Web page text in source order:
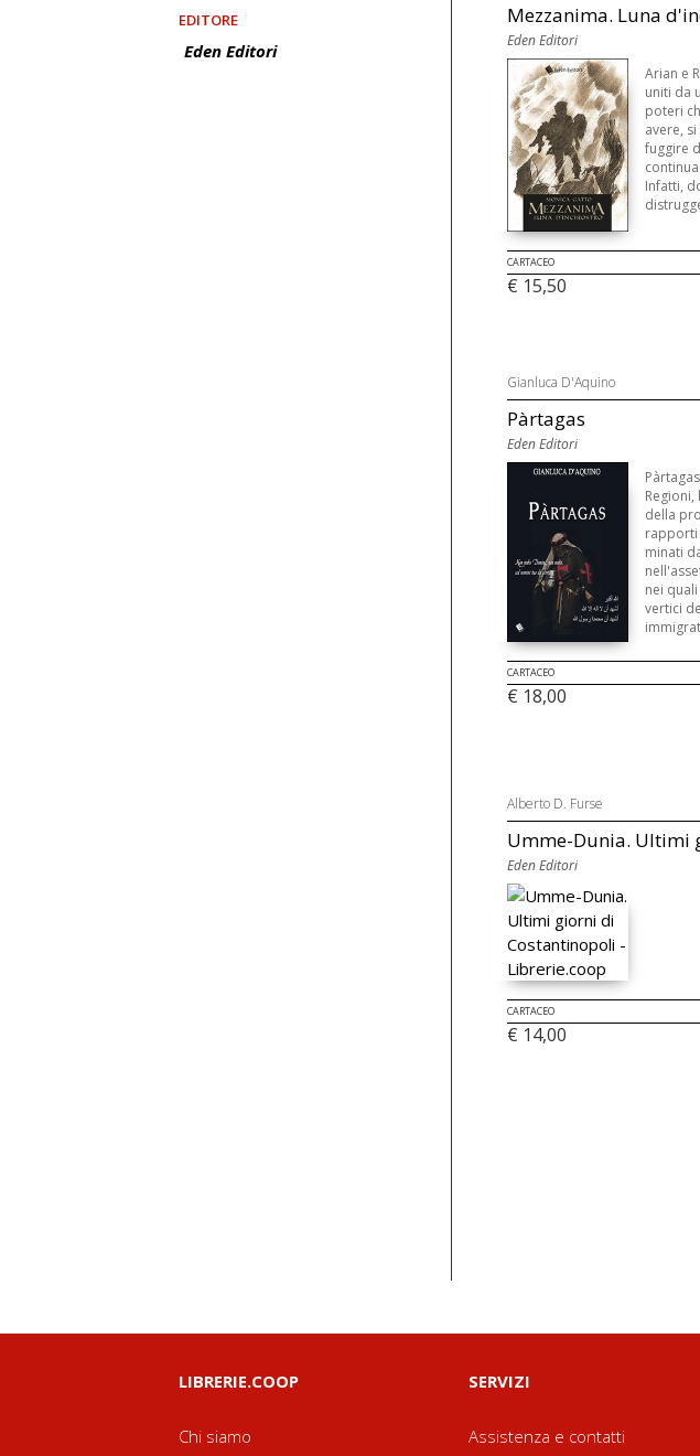
EDITORE
Eden Editori
Mezzanima. Luna
Eden Editori
Arian e
uniti da
poteri
avere,
fuggire
Infatti,
CARTACEO
€ 15,50
Gianluca D'Aquino
Pàrtagas
Eden Editori
della
rapporti
minati
nei
vertici
CARTACEO
€ 18,00
Alberto D. Furse
Umme-Dunia. Ultimi
Eden Editori
CARTACEO
€ 14,00
LIBRERIE.COOP
Chi siamo
SERVIZI
Assistenza e contatti